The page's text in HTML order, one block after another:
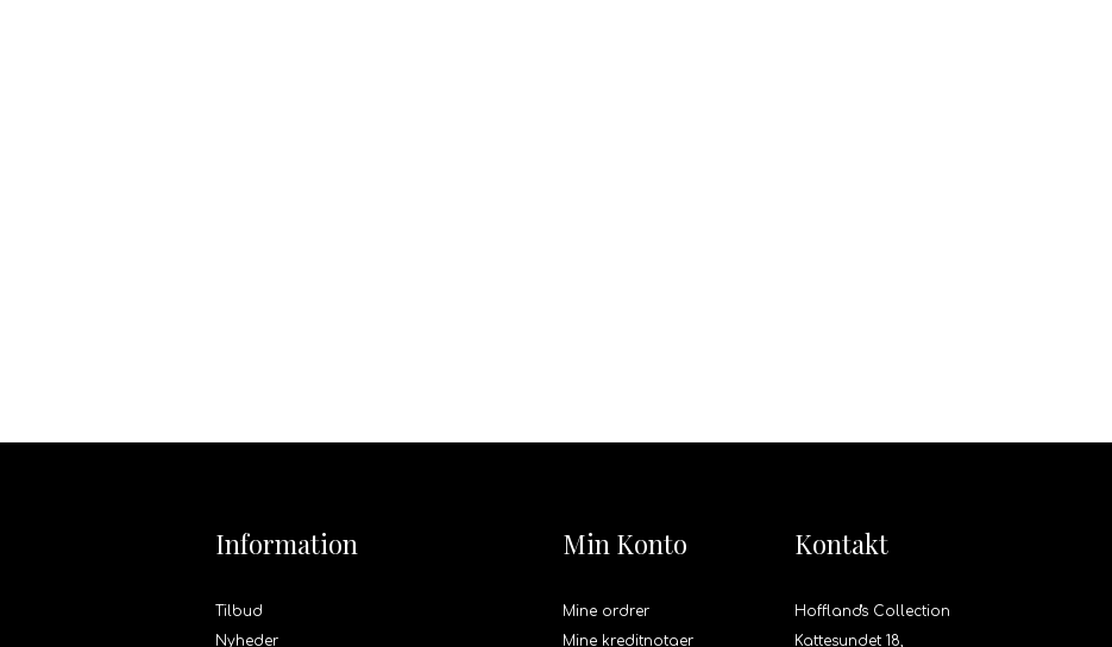
Information
Tilbud
Nyheder
Min Konto
Mine ordrer
Mine kreditnotaer
Kontakt
Hoffland's Collection
Kattesundet 18,